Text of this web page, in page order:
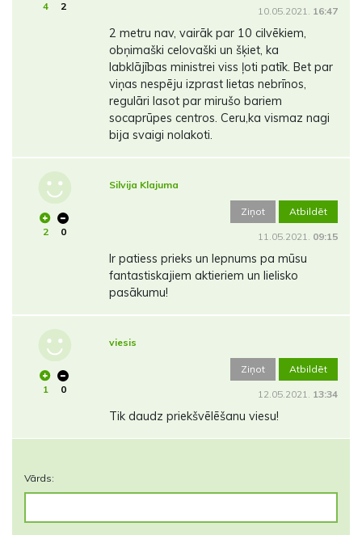
4 2 10.05.2021. 16:47
2 metru nav, vairāk par 10 cilvēkiem,
obņimaški celovaški un šķiet, ka
labklājības ministrei viss ļoti patīk. Bet par
viņas nespēju izprast lietas nebrīnos,
regulāri lasot par mirušo bariem
socaprūpes centros. Ceru,ka vismaz nagi
bija svaigi nolakoti.
2 0
Silvija Klajuma
Ziņot Atbildēt
11.05.2021. 09:15
Ir patiess prieks un lepnums pa mūsu
fantastiskajiem aktieriem un lielisko
pasākumu!
1 0
viesis
Ziņot Atbildēt
12.05.2021. 13:34
Tik daudz priekšvēlēšanu viesu!
Vārds: